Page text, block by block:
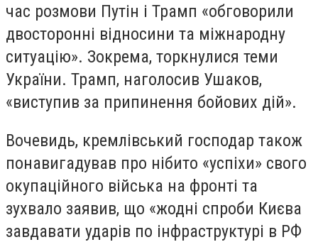
час розмови Путін і Трамп «обговорили
двосторонні відносини та міжнародну
ситуацію». Зокрема, торкнулися теми
України. Трамп, наголосив Ушаков,
«виступив за припинення бойових дій».
Вочевидь, кремлівський господар також
понавигадував про нібито «успіхи» свого
окупаційного війська на фронті та
зухвало заявив, що «жодні спроби Києва
завдавати ударів по інфраструктурі в РФ